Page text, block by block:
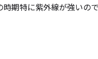
期特に紫外線が強いの